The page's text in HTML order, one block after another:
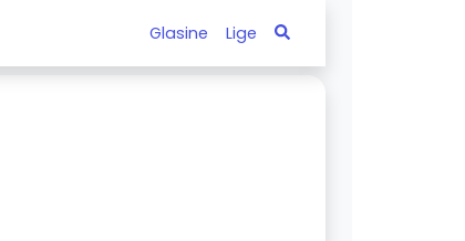
Glasine Lige